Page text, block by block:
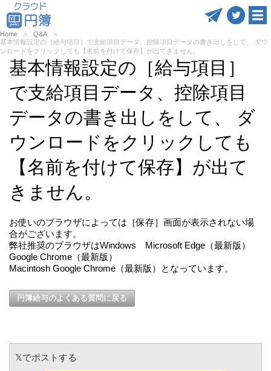
Home
Q&A
基本情報設定の［給与項目］で支給項目データ、控除項目データの書き出しをして、 ダウ
ンロードをクリックしても【名前を付けて保存】が出てきません。
基本情報設定の［給与項目］
で支給項目データ、控除項目
データの書き出しをして、 ダ
ウンロードをクリックしても
【名前を付けて保存】が出て
きません。
お使いのブラウザによっては［保存］画面が表示されない場
合がございます。
弊社推奨のブラウザはWindows Microsoft Edge（最新版）
Google Chrome（最新版）
Macintosh Google Chrome（最新版）となっています。
円簿給与のよくある質問に戻る
𝕏でポストする